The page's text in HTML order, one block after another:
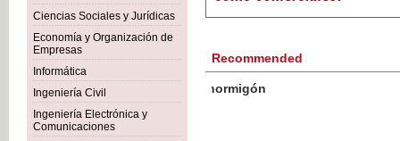
Ciencias Sociales y Jurídicas
Economía y Organización de
Empresas
Informática
Ingeniería Civil
Ingeniería Electrónica y
Comunicaciones
Recommended
Botánica Agroalimentaria